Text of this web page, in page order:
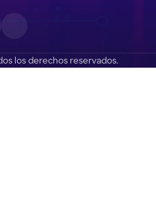
los derechos reservados.